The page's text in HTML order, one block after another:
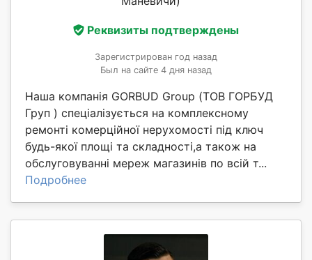
Реквизиты подтверждены
Зарегистрирован год назад
Был на сайте 4 дня назад
Наша компанія GORBUD Group (ТОВ ГОРБУД
Груп ) спеціалізується на комплексному
ремонті комерційної нерухомості під ключ
будь-якої площі та складності,а також на
обслуговуванні мереж магазинів по всій т...
Подробнее